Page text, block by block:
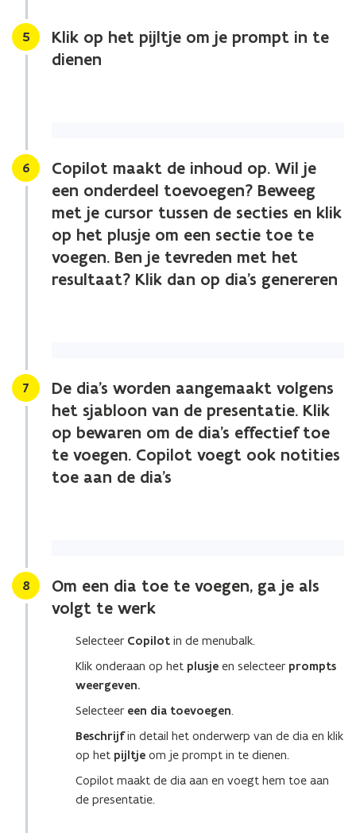
Stap
5
Klik op het pijltje om je prompt in te
dienen
Stap
6
Copilot maakt de inhoud op. Wil je
een onderdeel toevoegen? Beweeg
met je cursor tussen de secties en klik
op het plusje om een sectie toe te
voegen. Ben je tevreden met het
resultaat? Klik dan op dia's genereren
Stap
7
De dia's worden aangemaakt volgens
het sjabloon van de presentatie. Klik
op bewaren om de dia's effectief toe
te voegen. Copilot voegt ook notities
toe aan de dia's
Stap
8
Om een dia toe te voegen, ga je als
volgt te werk
Selecteer Copilot in de menubalk.
Klik onderaan op het plusje en selecteer prompts
weergeven.
Selecteer een dia toevoegen.
Beschrijfin detail het onderwerp van de dia en klik
op het pijltje om je prompt in te dienen.
Copilot maakt de dia aan en voegt hem toe aan
de presentatie.